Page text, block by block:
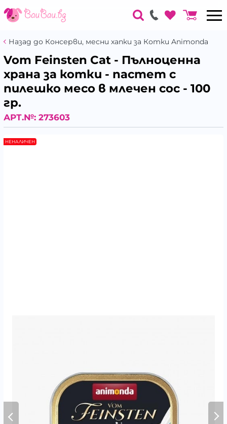
Назад до Консерви, месни хапки за Котки Animonda
Vom Feinsten Cat - Пълноценна
храна за котки - пастет с
пилешко месо в млечен сос - 100
гр.
АРТ.№: 273603
НЕНАЛИЧЕН